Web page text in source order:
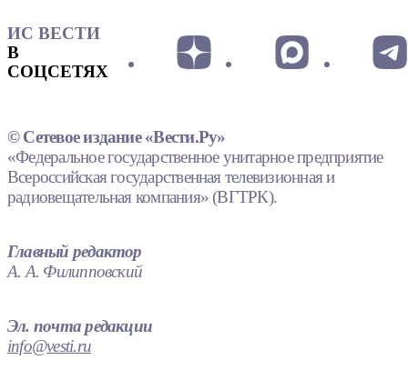
ИС ВЕСТИ
В
СОЦСЕТЯХ
© Сетевое издание «Вести.Ру»
«Федеральное государственное унитарное предприятие
Всероссийская государственная телевизионная и
радиовещательная компания» (ВГТРК).
Главный редактор
А. А. Филипповский
Эл. почта редакции
info@vesti.ru